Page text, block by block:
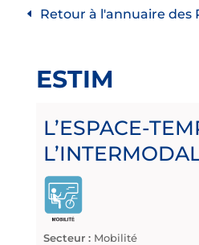
Retour à l'annuaire des
ESTIM
L’ESPACE-
Secteur : Mobilité